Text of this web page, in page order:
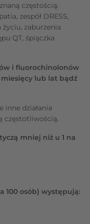
częstością:
zespół DRESS,
życiu, zaburzenia
QT, śpiączka
i fluorochinolonów
lub lat bądź
inne działania
częstotliwością.
mniej niż u 1 na
100 osób) występują: